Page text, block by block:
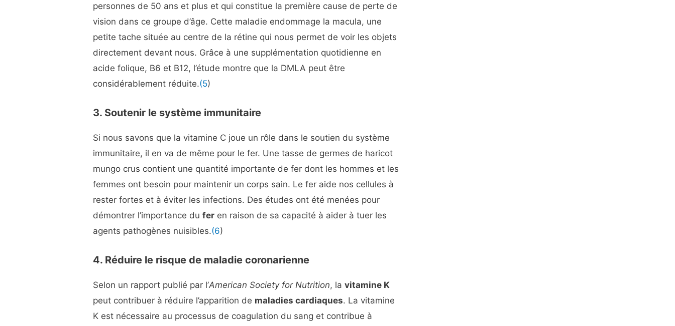
personnes de 50 ans et plus et qui constitue la première cause de perte de
vision dans ce groupe d’âge. Cette maladie endommage la macula, une
petite tache située au centre de la rétine qui nous permet de voir les objets
directement devant nous. Grâce à une supplémentation quotidienne en
acide folique, B6 et B12, l’étude montre que la DMLA peut être
considérablement réduite.(5)
3. Soutenir le système immunitaire
Si nous savons que la vitamine C joue un rôle dans le soutien du système
immunitaire, il en va de même pour le fer. Une tasse de germes de haricot
mungo crus contient une quantité importante de fer dont les hommes et les
femmes ont besoin pour maintenir un corps sain. Le fer aide nos cellules à
rester fortes et à éviter les infections. Des études ont été menées pour
démontrer l’importance dufer en raison de sa capacité à aider à tuer les
agents pathogènes nuisibles.(6)
4. Réduire le risque de maladie coronarienne
Selon un rapport publié par l’American Society for Nutrition, lavitamine K
peut contribuer à réduire l’apparition de maladies cardiaques. La vitamine
K est nécessaire au processus de coagulation du sang et contribue à